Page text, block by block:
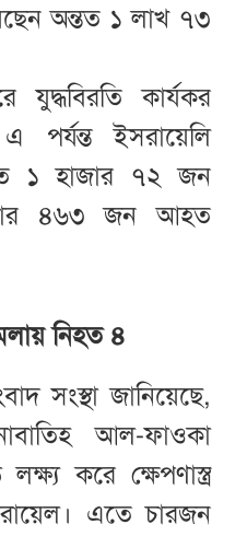
অন্তত ১ লাখ ৭৩
কার্যকর
ইসরায়েলি
১ হাজার ৭২ জন
৪৬৩ জন আহত
নিহত ৪
সংস্থা জানিয়েছে,
আল-ফাওকা
করে ক্ষেপণাস্ত্র
এতে চারজন